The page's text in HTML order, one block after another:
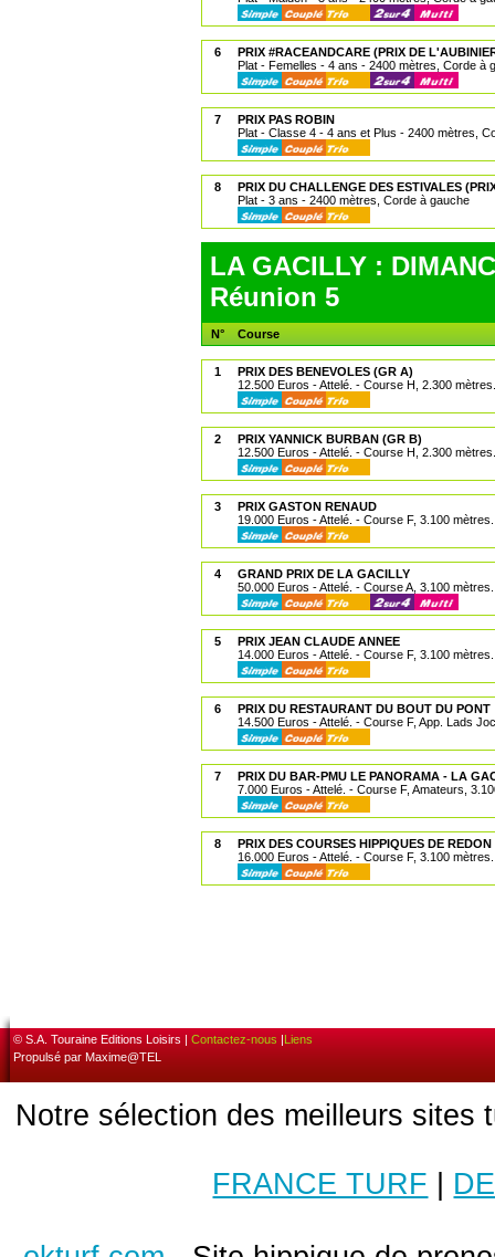
6
PRIX #RACEANDCARE (PRIX DE
Plat - Femelles - 4 ans - 2400 mètres, Corde à
7
PRIX PAS ROBIN
Plat - Classe 4 - 4 ans et Plus - 2400 mètres,
8
PRIX DU CHALLENGE DES ESTIVALES
Plat - 3 ans - 2400 mètres, Corde à gauche
LA GACILLY :
Réunion 5
N° Course
1
PRIX DES BENEVOLES (GR A)
12.500 Euros - Attelé. - Course H, 2.300 mètres.
2
PRIX YANNICK BURBAN (GR B)
12.500 Euros - Attelé. - Course H, 2.300 mètres.
3
PRIX GASTON RENAUD
19.000 Euros - Attelé. - Course F, 3.100 mètres.
4
GRAND PRIX DE LA GACILLY
50.000 Euros - Attelé. - Course A, 3.100 mètres.
5
PRIX JEAN CLAUDE ANNEE
14.000 Euros - Attelé. - Course F, 3.100 mètres.
6
PRIX DU RESTAURANT DU BOUT DU PONT
14.500 Euros - Attelé. - Course F, App. Lads
7
PRIX DU BAR-PMU LE PANORAMA - LA
7.000 Euros - Attelé. - Course F, Amateurs,
8
PRIX DES COURSES HIPPIQUES DE REDON
16.000 Euros - Attelé. - Course F, 3.100 mètres.
© S.A. Touraine Editions Loisirs | Contactez-nous |Liens
Propulsé par Maxime@TEL
Notre sélection des meilleurs sites
FRANCE TURF